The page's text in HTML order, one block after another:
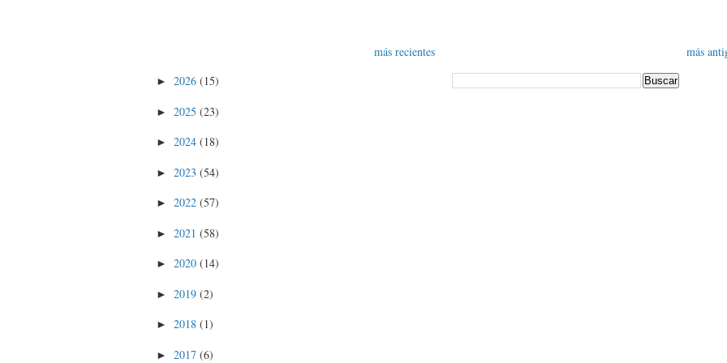
más recientes más
►2026(15)
►2025(23)
►2024(18)
►2023(54)
►2022(57)
►2021(58)
►2020(14)
►2019(2)
►2018(1)
►2017(6)